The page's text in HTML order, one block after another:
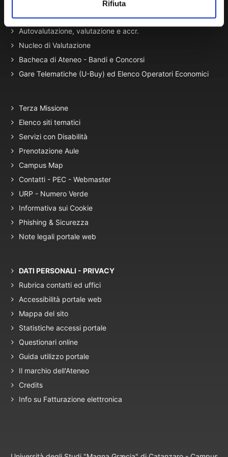
Rifiuta
Presidio Qualità
Autovalutazione, valutazione e accr.
Nucleo di Valutazione
Bacheca di Ateneo - Bandi e Concorsi
Gare Telematiche (U-Buy) ed Elenco Operatori Economici
Terza Missione
Elenco siti tematici
Servizi con Disabilità
Prenotazione Aule
Campus Map
Contatti - PEC - Webmaster
URP - Numero Verde
Informativa sui Cookie
Phishing & Sicurezza
Note legali portale web
DATI PERSONALI - PRIVACY
Rubrica contatti ed uffici
Accessibilità portale web
Mappa del sito
Statistiche accessi portale
Questionari online
Guida utilizzo portale
Il marchio dell'Ateneo
Credits
Info su Fatturazione elettronica